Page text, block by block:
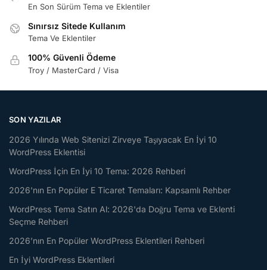
En Son Sürüm Tema ve Eklentiler
Sınırsız Sitede Kullanım
Tema Ve Eklentiler
100% Güvenli Ödeme
Troy / MasterCard / Visa
SON YAZILAR
2026 Yılında Web Sitenizi Zirveye Taşıyacak En İyi 10
WordPress Eklentisi
WordPress İçin En İyi 10 Tema: 2026 Rehberi
2026'nın En Popüler E Ticaret Temaları: Kapsamlı Rehber
WordPress Tema Satın Al: 2026'da Doğru Tema ve Eklenti
Seçme Rehberi
2026’nın En Popüler WordPress Eklentileri Rehberi
En İyi WordPress Eklentileri